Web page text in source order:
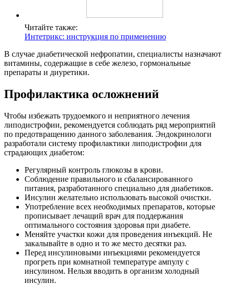
Читайте также:
Интетрикс: инструкция по применению
В случае диабетической нефропатии, специалисты назначают
витамины, содержащие в себе железо, гормональные
препараты и диуретики.
Профилактика осложнений
Чтобы избежать трудоемкого и неприятного лечения
липодистрофии, рекомендуется соблюдать ряд мероприятий
по предотвращению данного заболевания. Эндокринологи
разработали систему профилактики липодистрофии для
страдающих диабетом:
Регулярный контроль глюкозы в крови.
Соблюдение правильного и сбалансированного
питания, разработанного специально для диабетиков.
Инсулин желательно использовать высокой очистки.
Употребление всех необходимых препаратов, которые
прописывает лечащий врач для поддержания
оптимального состояния здоровья при диабете.
Меняйте участки кожи для проведения инъекций. Не
закалывайте в одно и то же место десятки раз.
Перед инсулиновыми инъекциями рекомендуется
прогреть при комнатной температуре ампулу с
инсулином. Нельзя вводить в организм холодный
инсулин.